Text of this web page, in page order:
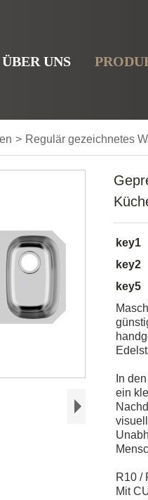
ÜBER UNS
> Regulär gezeichnetes
key1
key2
key5
In
ein
R10 /
Mit